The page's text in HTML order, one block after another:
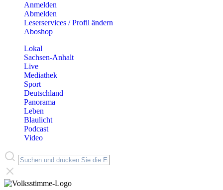
Anmelden
Abmelden
Leserservices / Profil ändern
Aboshop
Lokal
Sachsen-Anhalt
Live
Mediathek
Sport
Deutschland
Panorama
Leben
Blaulicht
Podcast
Video